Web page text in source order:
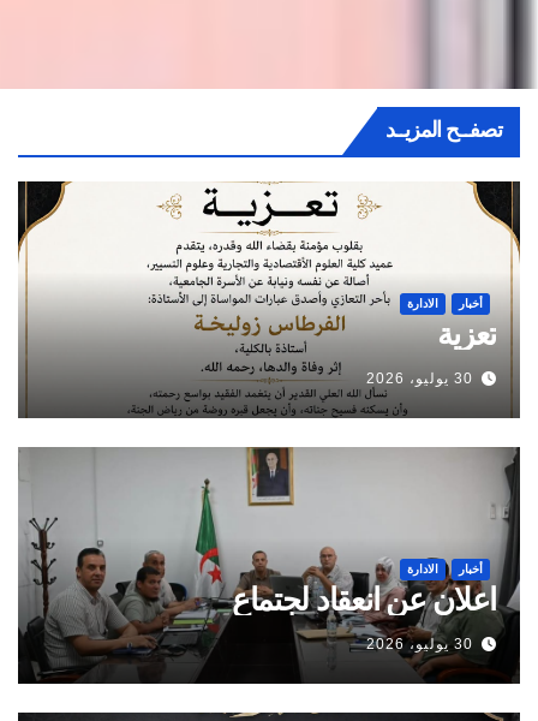
تصفــح المزيــد
أخبار الادارة
تعزية
30 يوليو، 2026
أخبار الادارة
اعلان عن انعقاد لجتماع
30 يوليو، 2026